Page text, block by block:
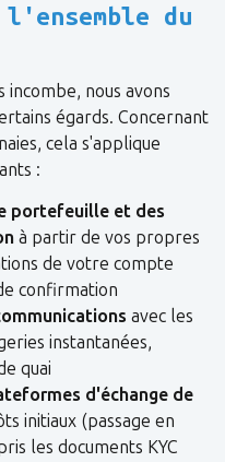
du
nous avons
égards. Concernant
cela s'applique
:
portefeuille et des
à partir de vos propres
de votre compte
confirmation
avec les
instantanées,
quai
d'échange de
initiaux (passage en
les documents KYC